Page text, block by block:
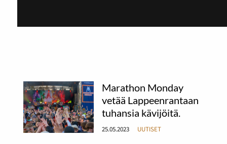
Marathon Monday
vetää Lappeenrantaan
tuhansia kävijöitä.
25.05.2023 UUTISET